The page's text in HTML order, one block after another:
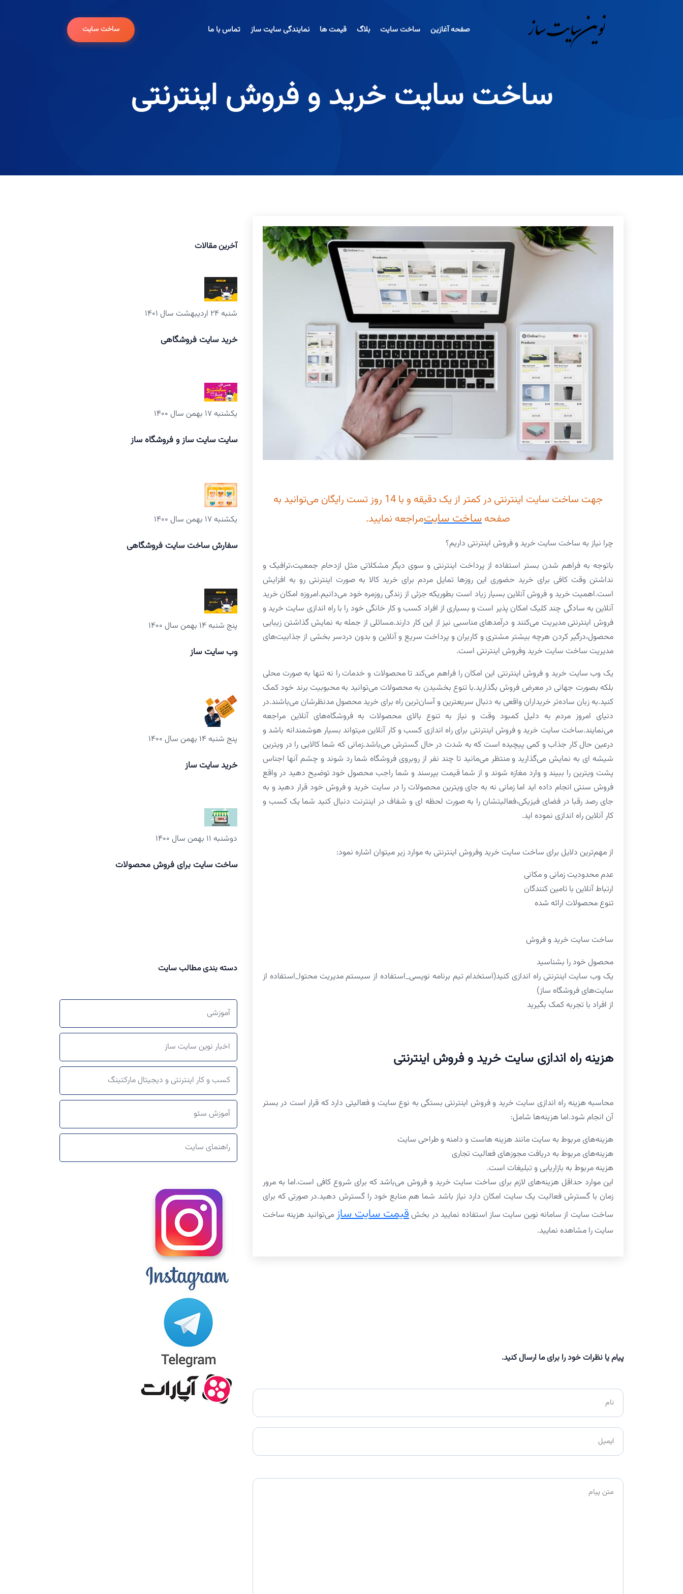
صفحه آغازین ساخت سایت بلاگ قیمت ها نمایندگی سایت ساز تماس با ما ساخت سایت
ساخت سایت خرید و فروش اینترنتی
جهت ساخت سایت اینترنتی در کمتر از یک دقیقه و با 14 روز تست رایگان می‌توانید به
صفحهساخت سایتمراجعه نمایید.
چرا نیاز به ساخت سایت خرید و فروش اینترنتی داریم؟
باتوجه به فراهم شدن بستر استفاده از پرداخت اینترنتی و سوی دیگر مشکلاتی مثل ازدحام جمعیت،ترافیک و
نداشتن وقت کافی برای خرید حضوری این روزها تمایل مردم برای خرید کالا به صورت اینترنتی رو به افزایش
است.اهمیت خرید و فروش آنلاین بسیار زیاد است بطوریکه جزئی از زندگی روزمره خود می‌دانیم.امروزه امکان خرید
آنلاین به سادگی چند کلیک امکان پذیر است و بسیاری از افراد کسب و کار خانگی خود را با راه اندازی سایت خرید و
فروش اینترنتی مدیریت می‌کنند و درآمدهای مناسبی نیز از این کار دارند.مسائلی از جمله به نمایش گذاشتن زیبایی
محصول،درگیر کردن هرچه بیشتر مشتری و کاربران و پرداخت سریع و آنلاین و بدون دردسر بخشی از جذابیت‌های
مدیریت ساخت سایت خرید وفروش اینترنتی است.
یک وب سایت خرید و فروش اینترنتی این امکان را فراهم می‌کند تا محصولات و خدمات را نه تنها به صورت محلی
بلکه بصورت جهانی در معرض فروش بگذارید.با تنوع بخشیدن به محصولات می‌توانید به محبوبیت برند خود کمک
کنید.به زبان ساده‌تر خریداران واقعی به دنبال سریعترین و آسان‌ترین راه برای خرید محصول مدنظرشان می‌باشند.در
دنیای امروز مردم به دلیل کمبود وقت و نیاز به تنوع بالای محصولات به فروشگاه‌های آنلاین مراجعه
می‌نمایند.ساخت سایت خرید و فروش اینترنتی برای راه اندازی کسب و کار آنلاین میتواند بسیار هوشمندانه باشد و
درعین حال کار جذاب و کمی پیچیده است که به شدت در حال گسترش می‌باشد.زمانی که شما کالایی را در ویترین
شیشه ای به نمایش می‌گذارید و منتظر می‌مانید تا چند نفر از روبروی فروشگاه شما رد شوند و چشم آنها اجناس
پشت ویترین را ببیند و وارد مغازه شوند و از شما قیمت بپرسند و شما راجب محصول خود توضیح دهید در واقع
فروش سنتی انجام داده اید اما زمانی نه به جای ویترین محصولات را در سایت خرید و فروش خود قرار دهید و به
جای رصد رقبا در فضای فیزیکی،فعالیتشان را به صورت لحظه ای و شفاف در اینترنت دنبال کنید شما یک کسب و
کار آنلاین راه اندازی نموده اید.
از مهم‌ترین دلایل برای ساخت سایت خرید وفروش اینترنتی به موارد زیر میتوان اشاره نمود:
عدم محدودیت زمانی و مکانی
ارتباط آنلاین با تامین کنندگان
تنوع محصولات ارائه شده
ساخت سایت خرید و فروش
محصول خود را بشناسید
یک وب سایت اینترنتی راه اندازی کنید(استخدام تیم برنامه نویسی_استفاده از سیستم مدیریت محتوا_استفاده از
سایت‌های فروشگاه ساز)
از افراد با تجربه کمک بگیرید
هزینه راه اندازی سایت خرید و فروش اینترنتی
محاسبه هزینه راه اندازی سایت خرید و فروش اینترنتی بستگی به نوع سایت و فعالیتی دارد که قرار است در بستر
آن انجام شود.اما هزینه‌ها شامل:
هزینه‌های مربوط به سایت مانند هزینه هاست و دامنه و طراحی سایت
هزینه‌های مربوط به دریافت مجوزهای فعالیت تجاری
هزینه مربوط به بازاریابی و تبلیغات است.
این موارد حداقل هزینه‌های لازم برای ساخت سایت خرید و فروش می‌باشد که برای شروع کافی است.اما به مرور
زمان با گسترش فعالیت یک سایت امکان دارد نیاز باشد شما هم منابع خود را گسترش دهید.در صورتی که برای
ساخت سایت از سامانه نوین سایت ساز استفاده نمایید در بخشقیمت سایت ساز می‌توانید هزینه ساخت
سایت را مشاهده نمایید.
پیام یا نظرات خود را برای ما ارسال کنید.
آخرین مقالات
شنبه ۲۴ اردیبهشت سال ۱۴۰۱
خرید سایت فروشگاهی
یکشنبه ۱۷ بهمن سال ۱۴۰۰
سایت سایت ساز و فروشگاه ساز
یکشنبه ۱۷ بهمن سال ۱۴۰۰
سفارش ساخت سایت فروشگاهی
پنج شنبه ۱۴ بهمن سال ۱۴۰۰
وب سایت ساز
پنج شنبه ۱۴ بهمن سال ۱۴۰۰
خرید سایت ساز
دوشنبه ۱۱ بهمن سال ۱۴۰۰
ساخت سایت برای فروش محصولات
دسته بندی مطالب سایت
آموزشی
اخبار نوین سایت ساز
کسب و کار اینترنتی و دیجیتال مارکتینگ
آموزش سئو
راهنمای سایت